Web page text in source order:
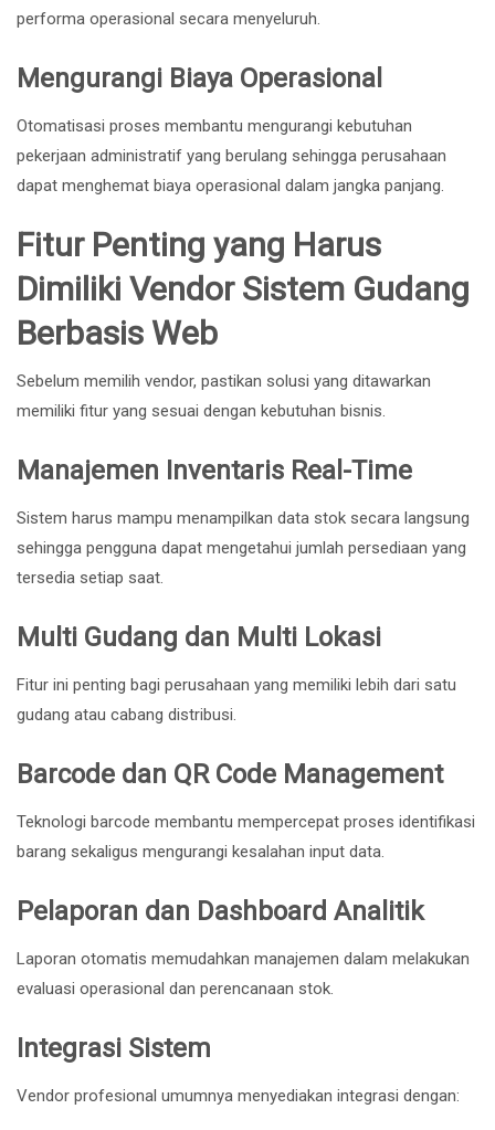
performa operasional secara menyeluruh.
Mengurangi Biaya Operasional
Otomatisasi proses membantu mengurangi kebutuhan
pekerjaan administratif yang berulang sehingga perusahaan
dapat menghemat biaya operasional dalam jangka panjang.
Fitur Penting yang Harus
Dimiliki Vendor Sistem Gudang
Berbasis Web
Sebelum memilih vendor, pastikan solusi yang ditawarkan
memiliki fitur yang sesuai dengan kebutuhan bisnis.
Manajemen Inventaris Real-Time
Sistem harus mampu menampilkan data stok secara langsung
sehingga pengguna dapat mengetahui jumlah persediaan yang
tersedia setiap saat.
Multi Gudang dan Multi Lokasi
Fitur ini penting bagi perusahaan yang memiliki lebih dari satu
gudang atau cabang distribusi.
Barcode dan QR Code Management
Teknologi barcode membantu mempercepat proses identifikasi
barang sekaligus mengurangi kesalahan input data.
Pelaporan dan Dashboard Analitik
Laporan otomatis memudahkan manajemen dalam melakukan
evaluasi operasional dan perencanaan stok.
Integrasi Sistem
Vendor profesional umumnya menyediakan integrasi dengan: